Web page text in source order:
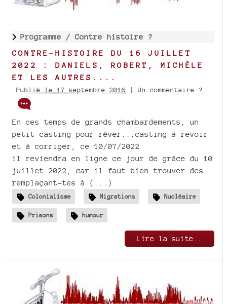
Programme / Contre histoire ?
CONTRE-HISTOIRE DU 16 JUILLET
2022 : DANIELS, ROBERT, MICHÈLE
ET LES AUTRES....
Publié le 17 septembre 2016 | Un commentaire ?
En ces temps de grands chambardements, un
petit casting pour rêver...casting à revoir
et à corriger, ce 10/07/2022
il reviendra en ligne ce jour de grâce du 10
juillet 2022, car il faut bien trouver des
remplaçant-tes à (...)
Colonialisme Migrations Nucléaire
Prisons humour
Lire la suite..